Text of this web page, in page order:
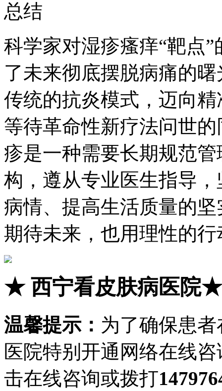
总结
科学家对湿疹瘙痒“靶点
了未来彻底摆脱病痛的
传统的抗炎模式，迈向
等待革命性新疗法问世
疹是一种需要长期规范
构，遵从专业医生指导
病情、提高生活质量的
期待未来，也用理性的
★西宁看皮肤病医院★
温馨提示： 为了确保患
医院特别开通网络在线
击在线咨询或拨打